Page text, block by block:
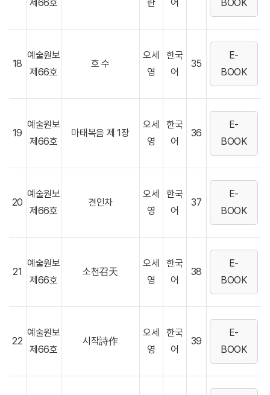
제66호 란 어 BOOK
18
예술원보
제66호
호 수
오세
영
한국
어
35
E-
BOOK
19
예술원보
제66호
마태복음 제 1장
오세
영
한국
어
36
E-
BOOK
20
예술원보
제66호
견인차
오세
영
한국
어
37
E-
BOOK
21
예술원보
제66호
소천召天
오세
영
한국
어
38
E-
BOOK
22
예술원보
제66호
시작詩作
오세
영
한국
어
39
E-
BOOK